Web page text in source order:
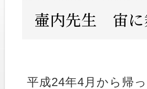
壷内先生 宙に
平成24年4月から帰